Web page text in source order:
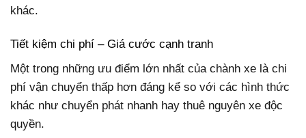
khác.
Tiết kiệm chi phí – Giá cước cạnh tranh
Một trong những ưu điểm lớn nhất của chành xe là chi
phí vận chuyển thấp hơn đáng kể so với các hình thức
khác như chuyển phát nhanh hay thuê nguyên xe độc
quyền.